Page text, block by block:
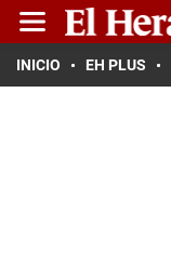
INICIO EH PLUS